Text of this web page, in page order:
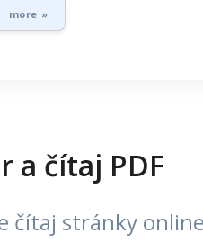
more »
a čítaj PDF
čítaj stránky online